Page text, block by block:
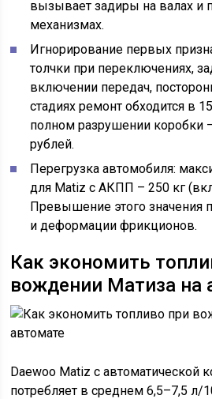
вызывает задиры на валах и
механизмах.
Игнорирование первых
толчки при переключениях,
включении передач,
стадиях ремонт обходится в
полном разрушении коробки
рублей.
Перегрузка автомобиля:
для Matiz с АКПП – 250 кг
Превышение этого значения
и деформации фрикционов.
Как экономить
вождении Матиза на
Daewoo Matiz с автоматической
потребляет в среднем 6,5–7,5